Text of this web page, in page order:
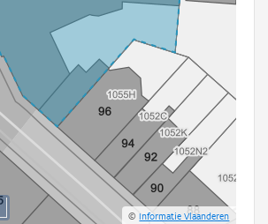
©Informatie Vlaanderen